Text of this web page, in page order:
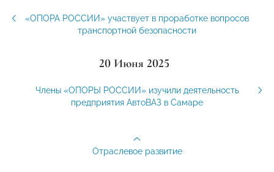
«ОПОРА РОССИИ» участвует в проработке вопросов
транспортной безопасности
20 Июня 2025
Члены «ОПОРЫ РОССИИ» изучили деятельность
предприятия АвтоВАЗ в Самаре
Отраслевое развитие